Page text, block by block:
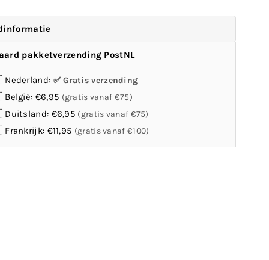
pakketverzending PostNL
Gratis verzending
€6,95 (gratis vanaf €75)
€6,95 (gratis vanaf €75)
€11,95 (gratis vanaf €100)